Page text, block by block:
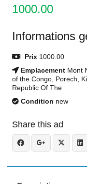
1000.00
Informations
Prix 1000.00
Emplacement Mont
of the Congo, Porech,
Republic Of The
Condition new
Share this ad